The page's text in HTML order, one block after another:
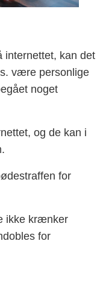
internettet, kan det
være personlige
noget
og de kan i
for
ikke krænker
for